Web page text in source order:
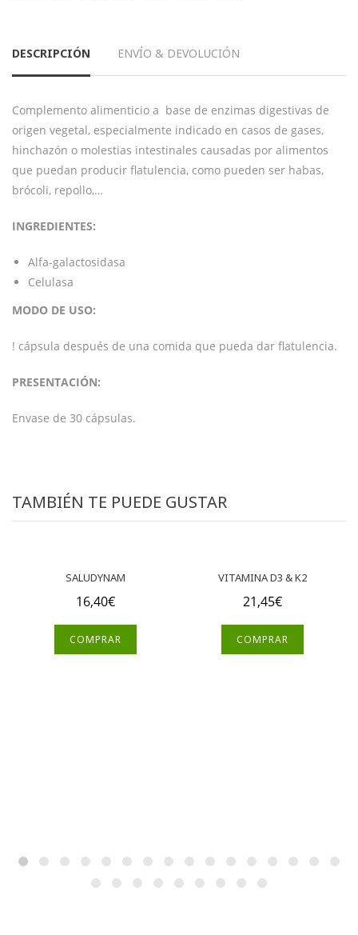
DESCRIPCIÓN ENVÍO & DEVOLUCIÓN
Complemento alimenticio a base de enzimas digestivas de
origen vegetal, especialmente indicado en casos de gases,
hinchazón o molestias intestinales causadas por alimentos
que puedan producir flatulencia, como pueden ser habas,
brócoli, repollo,…
INGREDIENTES:
Alfa-galactosidasa
Celulasa
MODO DE USO:
! cápsula después de una comida que pueda dar flatulencia.
PRESENTACIÓN:
Envase de 30 cápsulas.
TAMBIÉN TE PUEDE GUSTAR
SALUDYNAM
16,40€
COMPRAR
VITAMINA D3 & K2
21,45€
COMPRAR